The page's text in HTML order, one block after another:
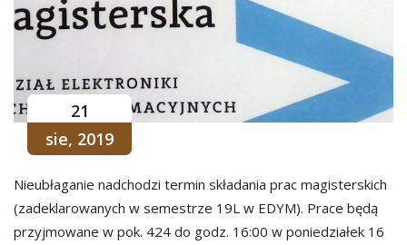
21
sie, 2019
Nieubłaganie nadchodzi termin składania prac magisterskich
(zadeklarowanych w semestrze 19L w EDYM). Prace będą
przyjmowane w pok. 424 do godz. 16:00 w poniedziałek 16